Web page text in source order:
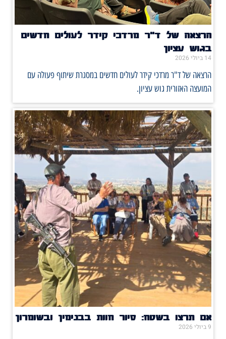
הרצאה של ד"ר מרדכי קידר לעולים חדשים
בגוש עציון
14 ביולי 2026
הרצאה של ד"ר מרדכי קידר לעולים חדשים במסגרת שיתוף פעולה עם
המועצה האזורית גוש עציון.
אם תרצו בשטח: סיור חוות בבנימין ובשומרון
9 ביולי 2026